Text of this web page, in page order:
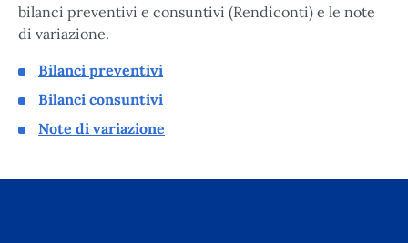
bilanci preventivi e consuntivi (Rendiconti) e le note
di variazione.
Bilanci preventivi
Bilanci consuntivi
Note di variazione